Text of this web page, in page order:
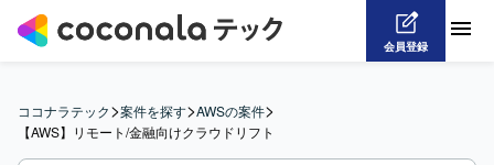
会員登録
ココナラテック>案件を探す>AWSの案件>
【AWS】リモート/金融向けクラウドリフト